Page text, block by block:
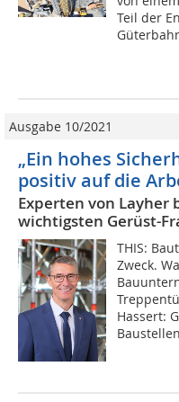
Teil der
Ausgabe 10/2021
„Ein hohes
positiv auf die
Experten von
wichtigsten Gerüst-
THIS:
Zweck.
Hassert: